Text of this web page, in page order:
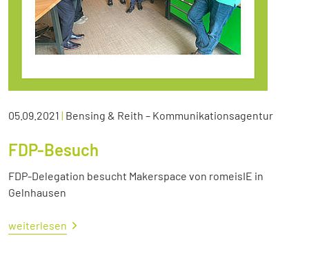
05.09.2021 | Bensing & Reith – Kommunikationsagentur
FDP-Besuch
FDP-Delegation besucht Makerspace von romeisIE in
Gelnhausen
weiterlesen